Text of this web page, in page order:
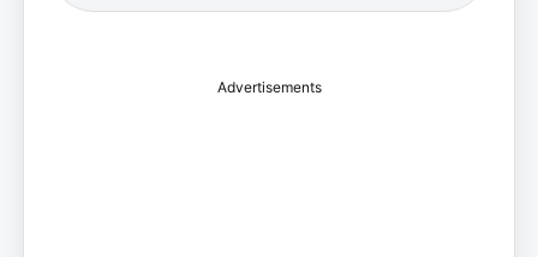
Advertisements